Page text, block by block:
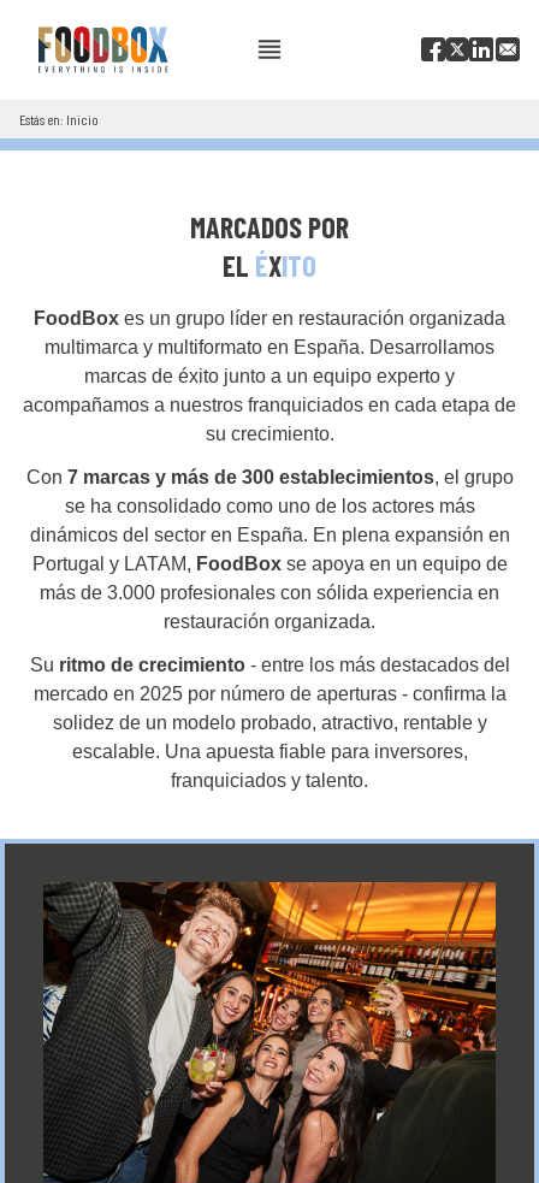
Estás en: Inicio
MARCADOS POR
EL ÉXITO
FoodBox es un grupo líder en restauración organizada
multimarca y multiformato en España. Desarrollamos
marcas de éxito junto a un equipo experto y
acompañamos a nuestros franquiciados en cada etapa de
su crecimiento.
Con 7 marcas y más de 300 establecimientos, el grupo
se ha consolidado como uno de los actores más
dinámicos del sector en España. En plena expansión en
Portugal y LATAM, FoodBoxse apoya en un equipo de
más de 3.000 profesionales con sólida experiencia en
restauración organizada.
Su ritmo de crecimiento - entre los más destacados del
mercado en 2025 por número de aperturas - confirma la
solidez de un modelo probado, atractivo, rentable y
escalable. Una apuesta fiable para inversores,
franquiciados y talento.